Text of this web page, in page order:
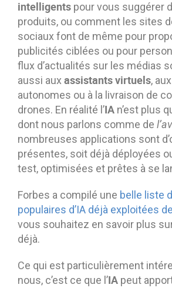
intelligents pour vous suggérer
produits, ou comment les sites
sociaux font de même pour
publicités ciblées ou pour
flux d’actualités sur les médias
aussi auxassistants virtuels,
autonomes ou à la livraison de
drones. En réalité l’IA n’est plus
dont nous parlons comme de
nombreuses applications sont
présentes, soit déjà déployées
test, optimisées et prêtes à se
Forbes a compilé une belle liste
populaires d’IA déjà exploitées
vous souhaitez en savoir plus
déjà.
Ce qui est particulièrement
nous, c’est ce que l’IA peut